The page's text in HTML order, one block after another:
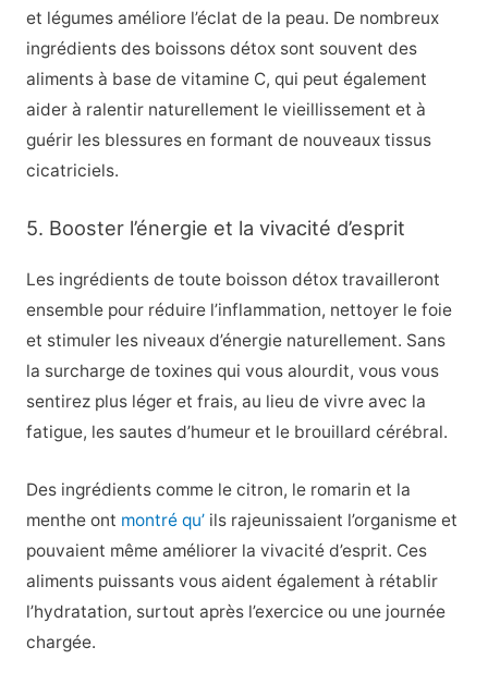
et légumes améliore l’éclat de la peau. De nombreux
ingrédients des boissons détox sont souvent des
aliments à base de vitamine C, qui peut également
aider à ralentir naturellement le vieillissement et à
guérir les blessures en formant de nouveaux tissus
cicatriciels.
5. Booster l’énergie et la vivacité d’esprit
Les ingrédients de toute boisson détox travailleront
ensemble pour réduire l’inflammation, nettoyer le foie
et stimuler les niveaux d’énergie naturellement. Sans
la surcharge de toxines qui vous alourdit, vous vous
sentirez plus léger et frais, au lieu de vivre avec la
fatigue, les sautes d’humeur et le brouillard cérébral.
Des ingrédients comme le citron, le romarin et la
menthe ont montré qu’ils rajeunissaient l’organisme et
pouvaient même améliorer la vivacité d’esprit. Ces
aliments puissants vous aident également à rétablir
l’hydratation, surtout après l’exercice ou une journée
chargée.